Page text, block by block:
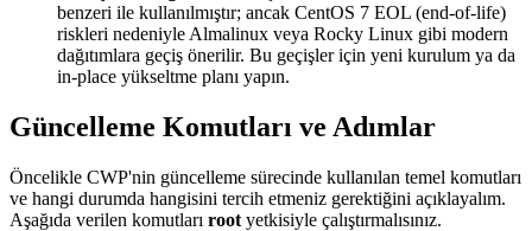
benzeri ile kullanılmıştır; ancak CentOS 7 EOL (end-of-life)
riskleri nedeniyle Almalinux veya Rocky Linux gibi modern
dağıtımlara geçiş önerilir. Bu geçişler için yeni kurulum ya da
in-place yükseltme planı yapın.
Güncelleme Komutları ve Adımlar
Öncelikle CWP'nin güncelleme sürecinde kullanılan temel komutları
ve hangi durumda hangisini tercih etmeniz gerektiğini açıklayalım.
Aşağıda verilen komutları root yetkisiyle çalıştırmalısınız.